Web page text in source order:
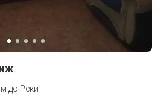
м до Реки